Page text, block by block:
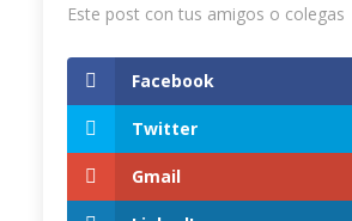
Twitter Timeline
Tweets by CamaraCIP
Este post con tus amigos o colegas
Facebook
Twitter
Gmail